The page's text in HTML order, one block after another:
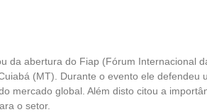
da abertura do Fiap (Fórum Internacional
(MT). Durante o evento ele defendeu
mercado global. Além disto citou a
o setor.